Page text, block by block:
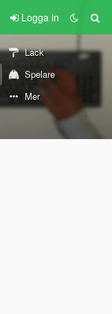
Logga in
Lack
Spelare
Mer